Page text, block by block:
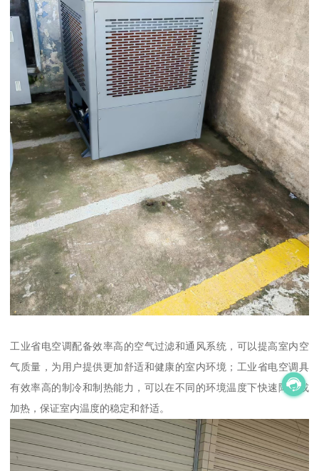
工业省电空调配备效率高的空气过滤和通风系统，可以提高室内空
气质量，为用户提供更加舒适和健康的室内环境；工业省电空调具
有效率高的制冷和制热能力，可以在不同的环境温度下快速降温或
加热，保证室内温度的稳定和舒适。